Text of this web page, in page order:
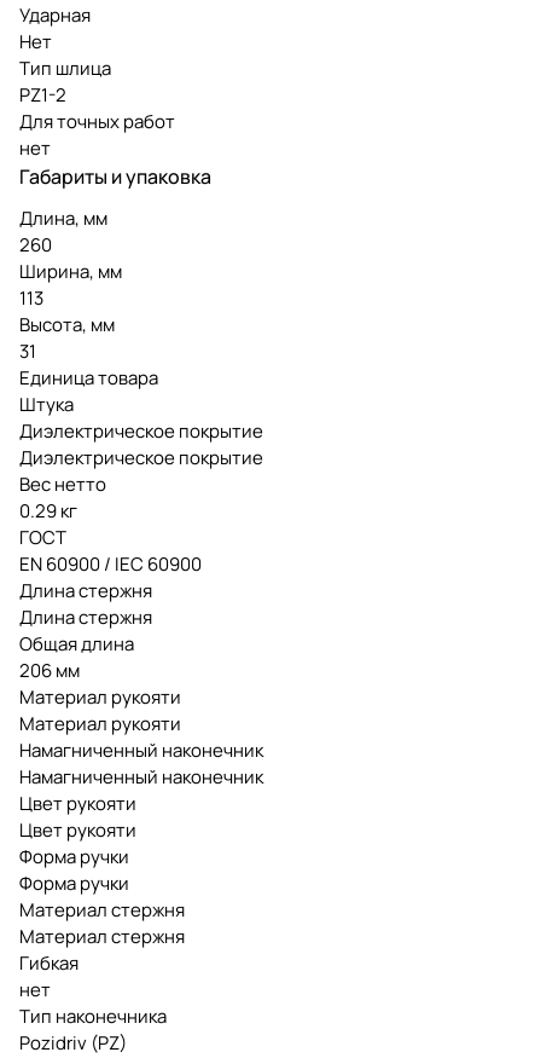
Ударная
Нет
Тип шлица
PZ1-2
Для точных работ
нет
Габариты и упаковка
Длина, мм
260
Ширина, мм
113
Высота, мм
31
Единица товара
Штука
Диэлектрическое покрытие
Диэлектрическое покрытие
Вес нетто
0.29 кг
ГОСТ
EN 60900 / IEC 60900
Длина стержня
Длина стержня
Общая длина
206 мм
Материал рукояти
Материал рукояти
Намагниченный наконечник
Намагниченный наконечник
Цвет рукояти
Цвет рукояти
Форма ручки
Форма ручки
Материал стержня
Материал стержня
Гибкая
нет
Тип наконечника
Pozidriv (PZ)